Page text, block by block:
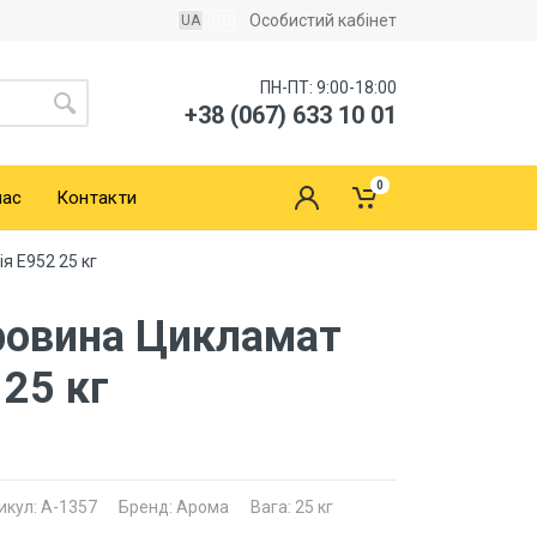
UA Особистий кабінет
ПН-ПТ: 9:00-18:00
+38 (067) 633 10 01
Контакти
0
Е952 25 кг
Цикламат
кг
A-1357 Бренд: Арома Вага: 25 кг